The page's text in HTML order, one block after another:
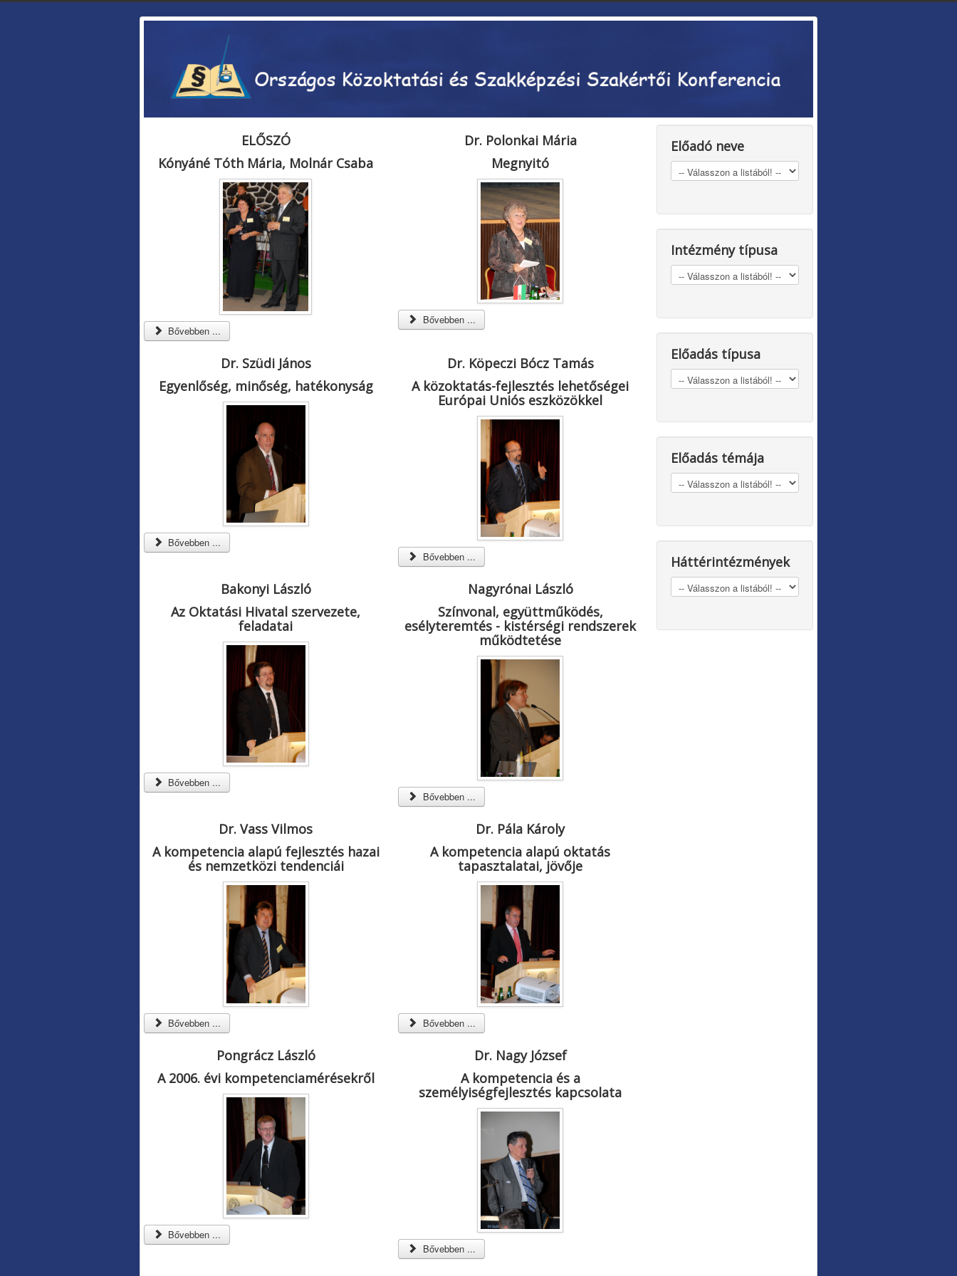
ELŐSZÓ
Kónyáné Tóth Mária, Molnár Csaba
Bővebben ...
Dr. Polonkai Mária
Megnyitó
Bővebben ...
Dr. Szüdi János
Egyenlőség, minőség, hatékonyság
Bővebben ...
Dr. Köpeczi Bócz Tamás
A közoktatás-fejlesztés lehetőségei
Európai Uniós eszközökkel
Bővebben ...
Bakonyi László
Az Oktatási Hivatal szervezete,
feladatai
Bővebben ...
Nagyrónai László
Színvonal, együttműködés,
esélyteremtés - kistérségi rendszerek
működtetése
Bővebben ...
Dr. Vass Vilmos
A kompetencia alapú fejlesztés hazai
és nemzetközi tendenciái
Bővebben ...
Dr. Pála Károly
A kompetencia alapú oktatás
tapasztalatai, jövője
Bővebben ...
Pongrácz László
A 2006. évi kompetenciamérésekről
Bővebben ...
Dr. Nagy József
A kompetencia és a
személyiségfejlesztés kapcsolata
Bővebben ...
Előadó neve
Intézmény típusa
Előadás típusa
Előadás témája
Háttérintézmények